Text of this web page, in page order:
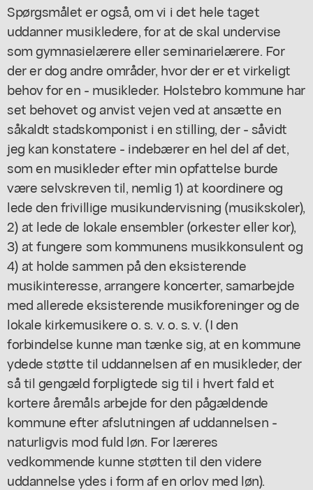
Spørgsmålet er også, om vi i det hele taget
uddanner musikledere, for at de skal undervise
som gymnasielærere eller seminarielærere. For
der er dog andre områder, hvor der er et virkeligt
behov for en - musikleder. Holstebro kommune har
set behovet og anvist vejen ved at ansætte en
såkaldt stadskomponist i en stilling, der - såvidt
jeg kan konstatere - indebærer en hel del af det,
som en musikleder efter min opfattelse burde
være selvskreven til, nemlig 1) at koordinere og
lede den frivillige musikundervisning (musikskoler),
2) at lede de lokale ensembler (orkester eller kor),
3) at fungere som kommunens musikkonsulent og
4) at holde sammen på den eksisterende
musikinteresse, arrangere koncerter, samarbejde
med allerede eksisterende musikforeninger og de
lokale kirkemusikere o. s. v. o. s. v. (I den
forbindelse kunne man tænke sig, at en kommune
ydede støtte til uddannelsen af en musikleder, der
så til gengæld forpligtede sig til i hvert fald et
kortere åremåls arbejde for den pågældende
kommune efter afslutningen af uddannelsen -
naturligvis mod fuld løn. For læreres
vedkommende kunne støtten til den videre
uddannelse ydes i form af en orlov med løn).